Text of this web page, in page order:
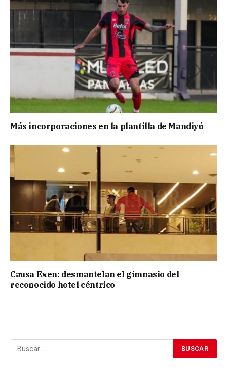
Más incorporaciones en la plantilla de Mandiyú
Causa Exen: desmantelan el gimnasio del
reconocido hotel céntrico